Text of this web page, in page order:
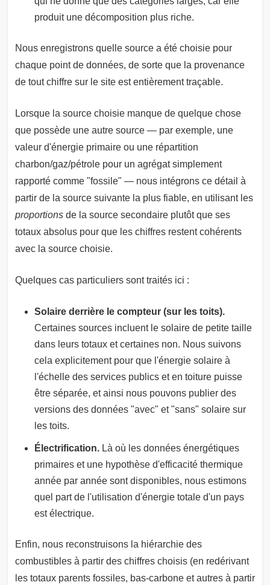
produit une décomposition plus riche.
Nous enregistrons quelle source a été choisie pour
chaque point de données, de sorte que la provenance
de tout chiffre sur le site est entièrement traçable.
Lorsque la source choisie manque de quelque chose
que possède une autre source — par exemple, une
valeur d'énergie primaire ou une répartition
charbon/gaz/pétrole pour un agrégat simplement
rapporté comme "fossile" — nous intégrons ce détail à
partir de la source suivante la plus fiable, en utilisant les
proportions de la source secondaire plutôt que ses
totaux absolus pour que les chiffres restent cohérents
avec la source choisie.
Quelques cas particuliers sont traités ici :
Solaire derrière le compteur (sur les toits).
Certaines sources incluent le solaire de petite taille
dans leurs totaux et certaines non. Nous suivons
cela explicitement pour que l'énergie solaire à
l'échelle des services publics et en toiture puisse
être séparée, et ainsi nous pouvons publier des
versions des données "avec" et "sans" solaire sur
les toits.
Électrification. Là où les données énergétiques
primaires et une hypothèse d'efficacité thermique
année par année sont disponibles, nous estimons
quel part de l'utilisation d'énergie totale d'un pays
est électrique.
Enfin, nous reconstruisons la hiérarchie des
combustibles à partir des chiffres choisis (en redérivant
les totaux parents fossiles, bas-carbone et autres à partir